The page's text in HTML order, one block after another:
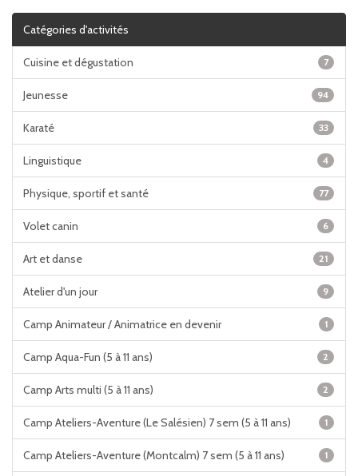
Catégories d'activités
Cuisine et dégustation 7
Jeunesse 94
Karaté 33
Linguistique 4
Physique, sportif et santé 77
Volet canin 6
Art et danse 21
Atelier d'un jour 9
Camp Animateur / Animatrice en devenir 1
Camp Aqua-Fun (5 à 11 ans) 2
Camp Arts multi (5 à 11 ans) 2
Camp Ateliers-Aventure (Le Salésien) 7 sem (5 à 11 ans) 1
Camp Ateliers-Aventure (Montcalm) 7 sem (5 à 11 ans) 1